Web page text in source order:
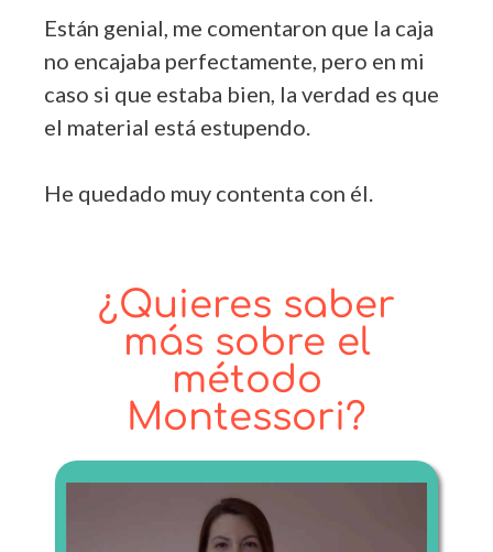
Están genial, me comentaron que la caja
no encajaba perfectamente, pero en mi
caso si que estaba bien, la verdad es que
el material está estupendo.
He quedado muy contenta con él.
¿Quieres saber
más sobre el
método
Montessori?